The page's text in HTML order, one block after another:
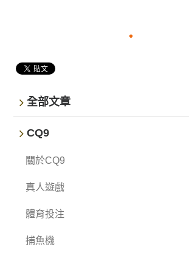
全部文章
CQ9
關於CQ9
真人遊戲
體育投注
捕魚機